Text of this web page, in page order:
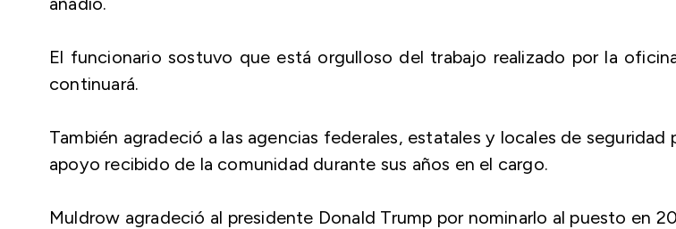
El funcionario sostuvo que está orgulloso del trabajo realizado por la
continuará.
También agradeció a las agencias federales, estatales y locales de seguridad
apoyo recibido de la comunidad durante sus años en el cargo.
Muldrow agradeció al presidente Donald Trump por nominarlo al puesto en